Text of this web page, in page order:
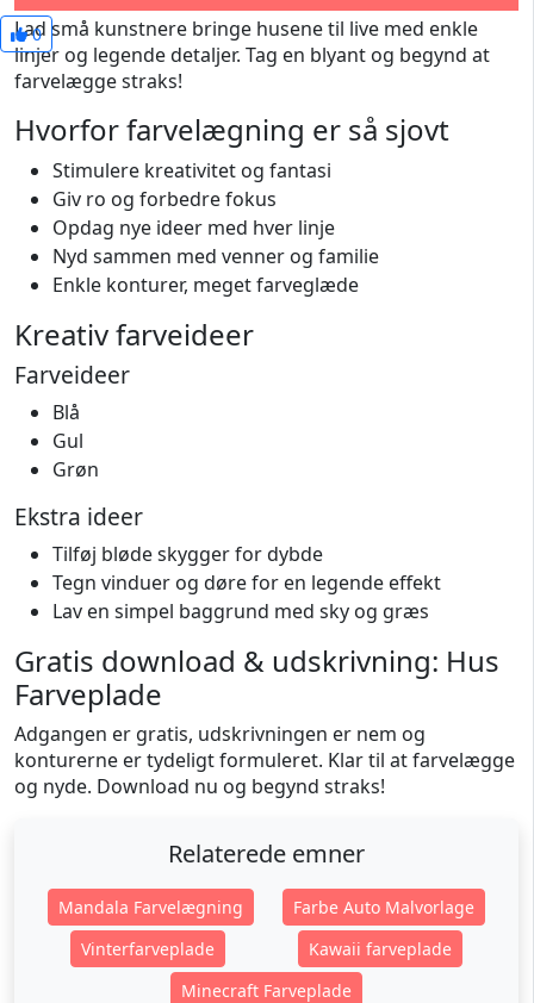
0
Lad små kunstnere bringe husene til live med enkle
linjer og legende detaljer. Tag en blyant og begynd at
farvelægge straks!
Hvorfor farvelægning er så sjovt
Stimulere kreativitet og fantasi
Giv ro og forbedre fokus
Opdag nye ideer med hver linje
Nyd sammen med venner og familie
Enkle konturer, meget farveglæde
Kreativ farveideer
Farveideer
Blå
Gul
Grøn
Ekstra ideer
Tilføj bløde skygger for dybde
Tegn vinduer og døre for en legende effekt
Lav en simpel baggrund med sky og græs
Gratis download & udskrivning: Hus
Farveplade
Adgangen er gratis, udskrivningen er nem og
konturerne er tydeligt formuleret. Klar til at farvelægge
og nyde. Download nu og begynd straks!
Relaterede emner
Mandala Farvelægning
Farbe Auto Malvorlage
Vinterfarveplade
Kawaii farveplade
Minecraft Farveplade